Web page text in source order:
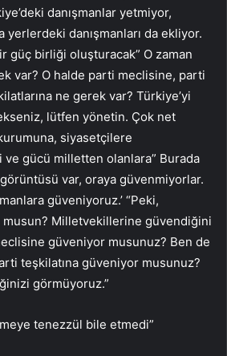
danışmanlar yetmiyor,
yerlerdeki danışmanları da ekliyor.
güç birliği oluşturacak” O zaman
var? O halde parti meclisine, parti
ne gerek var? Türkiye’yi
lütfen yönetin. Çok net
siyasetçilere
gücü milletten olanlara” Burada
var, oraya güvenmiyorlar.
güveniyoruz.’ “Peki,
Milletvekillerine güvendiğini
güveniyor musunuz? Ben de
teşkilatına güveniyor musunuz?
görmüyoruz.”
tenezzül bile etmedi”